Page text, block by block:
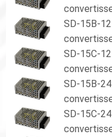
SD-15B-
SD-15C-
SD-15B-
SD-15C-